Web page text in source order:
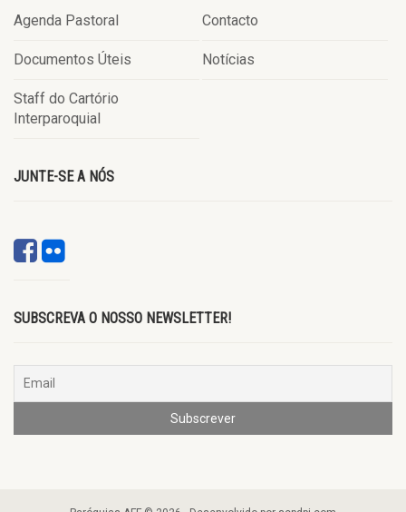
Agenda Pastoral Contacto
Documentos Úteis Notícias
Staff do Cartório
Interparoquial
JUNTE-SE A NÓS
SUBSCREVA O NOSSO NEWSLETTER!